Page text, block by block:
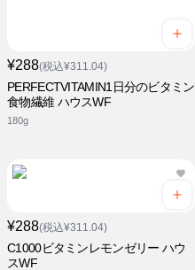
¥288(税込¥311.04)
PERFECTVITAMIN1日分のビタミン
食物繊維 ハウスWF
180g
¥288(税込¥311.04)
C1000ビタミンレモンゼリー ハウ
スWF